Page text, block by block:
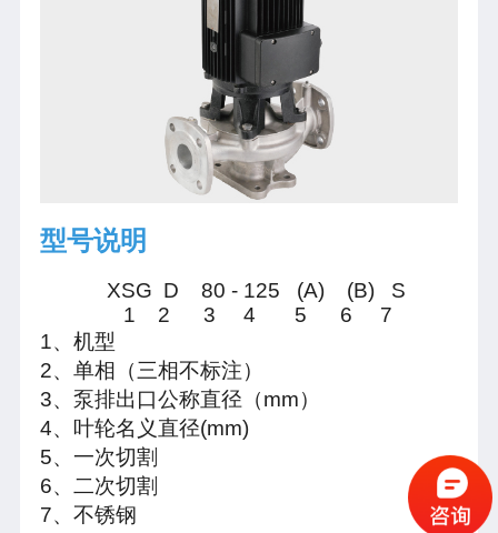
型号说明
XSG D 80 - 125 (A) (B) S
1 2 3 4 5 6 7
1、机型
2、单相（三相不标注）
3、泵排出口公称直径（mm）
4、叶轮名义直径(mm)
5、一次切割
6、二次切割
7、不锈钢